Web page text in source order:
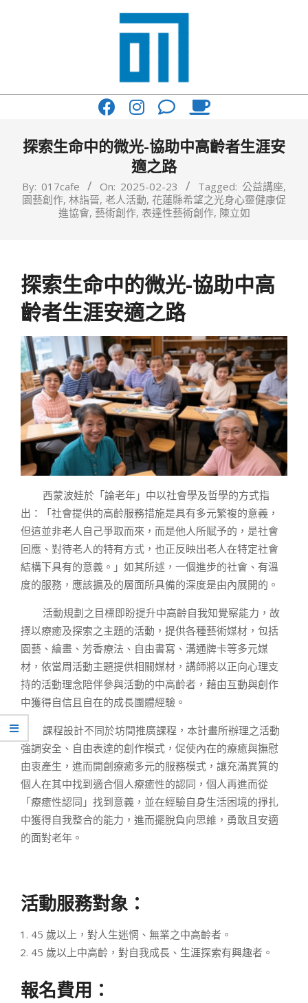
017
與
一
起
館
Menu探索生命中的微光-協助中高齡者生涯安
適之路
By: 017cafe On: 2025-02-23 Tagged: 公益講座,
園藝創作, 林詣晉, 老人活動, 花蓮縣希望之光身心靈健康促
進協會, 藝術創作, 表達性藝術創作, 陳立如
探索生命中的微光-協助中高
齡者生涯安適之路
西蒙波娃於「論老年」中以社會學及哲學的方式指
出：「社會提供的高齡服務措施是具有多元繁複的意義，
但這並非老人自己爭取而來，而是他人所賦予的，是社會
回應、對待老人的特有方式，也正反映出老人在特定社會
結構下具有的意義。」如其所述，一個進步的社會、有溫
度的服務，應該擴及的層面所具備的深度是由內展開的。
活動規劃之目標即盼提升中高齡自我知覺察能力，故
擇以療癒及探索之主題的活動，提供各種藝術媒材，包括
園藝、繪畫、芳香療法、自由書寫、溝通牌卡等多元媒
材，依當周活動主題提供相關媒材，講師將以正向心理支
持的活動理念陪伴參與活動的中高齡者，藉由互動與創作
中獲得自信且自在的成長團體經驗。
課程設計不同於坊間推廣課程，本計畫所辦理之活動
強調安全、自由表達的創作模式，促使內在的療癒與撫慰
由衷產生，進而開創療癒多元的服務模式，讓充滿異質的
個人在其中找到適合個人療癒性的認同，個人再進而從
「療癒性認同」找到意義，並在經驗自身生活困境的掙扎
中獲得自我整合的能力，進而擺脫負向思維，勇敢且安適
的面對老年。
活動服務對象：
45 歲以上，對人生迷惘、無業之中高齡者。
45 歲以上中高齡，對自我成長、生涯探索有興趣者。
報名費用：